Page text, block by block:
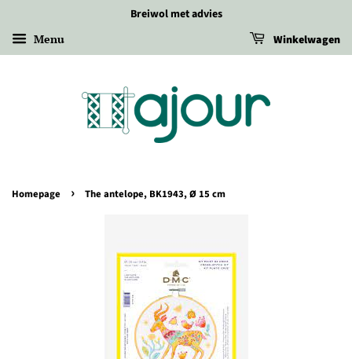
Breiwol met advies
Menu Winkelwagen
Homepage › The antelope, BK1943, Ø 15 cm